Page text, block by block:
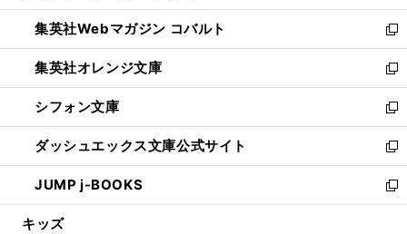
開
く
ウ
で
開
く
ン
ド
ウ
で
開
く
ウ
ィ
ン
ド
ウ
で
開
く
集英社Webマガジン コバルト
新
し
い
ウ
ィ
ン
ド
ウ
で
開
集英社オレンジ文庫
新
し
い
ウ
ィ
ン
ド
ウ
シフォン文庫
新
し
い
ウ
ィ
ン
ダッシュエックス文庫公式サイト
新
し
い
ウ
JUMP j-BOOKS
新
し
キッズ